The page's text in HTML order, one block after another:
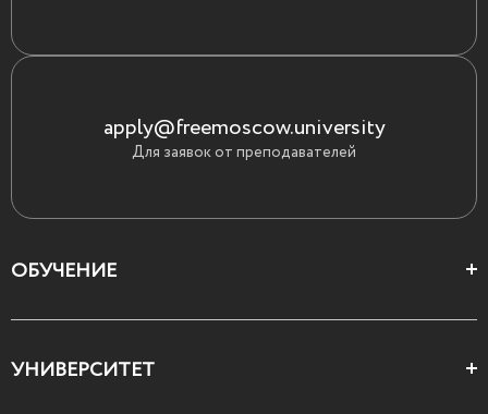
apply@freemoscow.university
Для заявок от преподавателей
ОБУЧЕНИЕ
Все курсы
УНИВЕРСИТЕТ